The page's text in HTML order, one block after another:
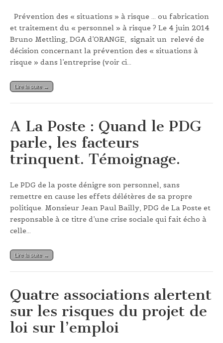
Prévention des « situations » à risque … ou fabrication
et traitement du « personnel » à risque ? Le 4 juin 2014
Bruno Mettling, DGA d’ORANGE, signait un relevé de
décision concernant la prévention des « situations à
risque » dans l’entreprise (voir ci…
Lire la suite →
A La Poste : Quand le PDG
parle, les facteurs
trinquent. Témoignage.
Le PDG de la poste dénigre son personnel, sans
remettre en cause les effets délétères de sa propre
politique. Monsieur Jean Paul Bailly, PDG de La Poste et
responsable à ce titre d’une crise sociale qui fait écho à
celle…
Lire la suite →
Quatre associations alertent
sur les risques du projet de
loi sur l’emploi